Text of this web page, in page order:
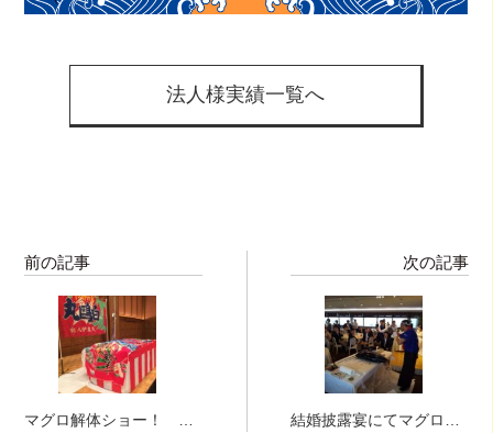
法人様実績一覧へ
前の記事
マグロ解体ショー！ 静
次の記事
結婚披露宴にてマグロ解